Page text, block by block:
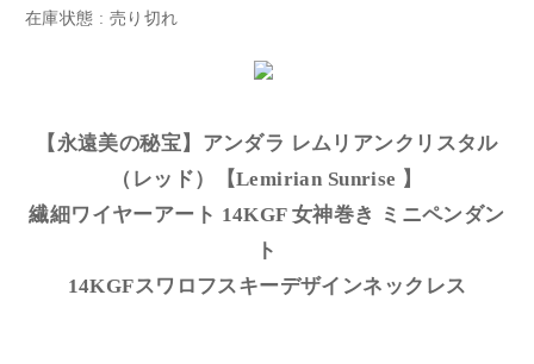
在庫状態 : 売り切れ
【永遠美の秘宝】アンダラ レムリアンクリスタル
（レッド）【Lemirian Sunrise 】
繊細ワイヤーアート 14KGF 女神巻き ミニペンダン
ト
14KGFスワロフスキーデザインネックレス